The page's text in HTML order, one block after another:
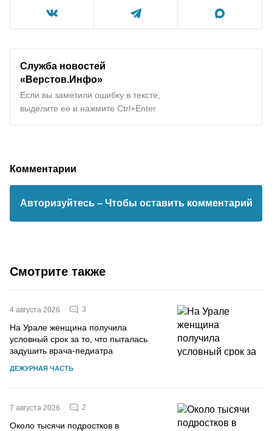
Служба новостей
«Верстов.Инфо»
Если вы заметили ошибку в тексте,
выделите ее и нажмите Ctrl+Enter
Комментарии
Авторизуйтесь – Чтобы оставить комментарий
Смотрите также
4 августа 2026 3
На Урале женщина получила
условный срок за то, что пыталась
задушить врача-педиатра
ДЕЖУРНАЯ ЧАСТЬ
7 августа 2026 2
Около тысячи подростков в